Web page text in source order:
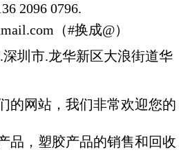
2096 0796.
（#换成@）
圳市.龙华新区大浪街道华
的网站，我们非常欢迎您的
品，塑胶产品的销售和回收